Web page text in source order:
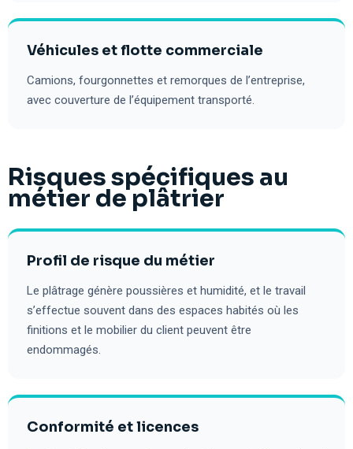
Véhicules et flotte commerciale
Camions, fourgonnettes et remorques de l’entreprise,
avec couverture de l’équipement transporté.
Risques spécifiques au
métier de plâtrier
Profil de risque du métier
Le plâtrage génère poussières et humidité, et le travail
s’effectue souvent dans des espaces habités où les
finitions et le mobilier du client peuvent être
endommagés.
Conformité et licences